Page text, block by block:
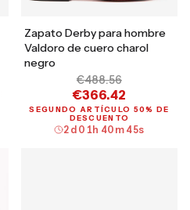
Zapato Derby para hombre
Valdoro de cuero charol
negro
€488.56
€366.42
SEGUNDO ARTÍCULO 50% DE
DESCUENTO
2 d 01h 40 m 44s